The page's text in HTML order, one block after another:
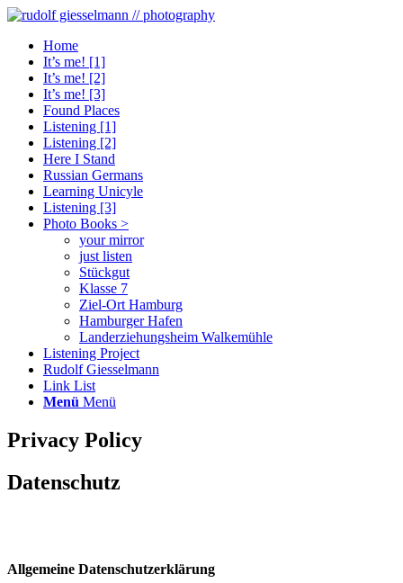
Home
It’s me! [1]
It’s me! [2]
It’s me! [3]
Found Places
Listening [1]
Listening [2]
Here I Stand
Russian Germans
Learning Unicyle
Listening [3]
Photo Books >
your mirror
just listen
Stückgut
Klasse 7
Ziel-Ort Hamburg
Hamburger Hafen
Landerziehungsheim Walkemühle
Listening Project
Rudolf Giesselmann
Link List
Menü Menü
Privacy Policy
Datenschutz
Allgemeine Datenschutzerklärung